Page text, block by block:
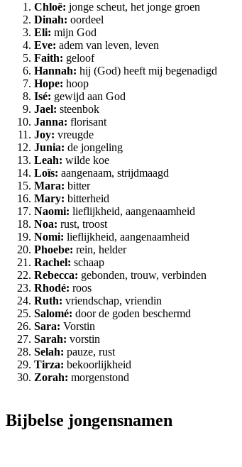
Chloë: jonge scheut, het jonge groen
Dinah: oordeel
Eli: mijn God
Eve: adem van leven, leven
Faith: geloof
Hannah: hij (God) heeft mij begenadigd
Hope: hoop
Isé: gewijd aan God
Jael: steenbok
Janna: florisant
Joy: vreugde
Junia: de jongeling
Leah: wilde koe
Loïs: aangenaam, strijdmaagd
Mara: bitter
Mary: bitterheid
Naomi: lieflijkheid, aangenaamheid
Noa: rust, troost
Nomi: lieflijkheid, aangenaamheid
Phoebe: rein, helder
Rachel: schaap
Rebecca: gebonden, trouw, verbinden
Rhodé: roos
Ruth: vriendschap, vriendin
Salomé: door de goden beschermd
Sara: Vorstin
Sarah: vorstin
Selah: pauze, rust
Tirza: bekoorlijkheid
Zorah: morgenstond
Bijbelse jongensnamen